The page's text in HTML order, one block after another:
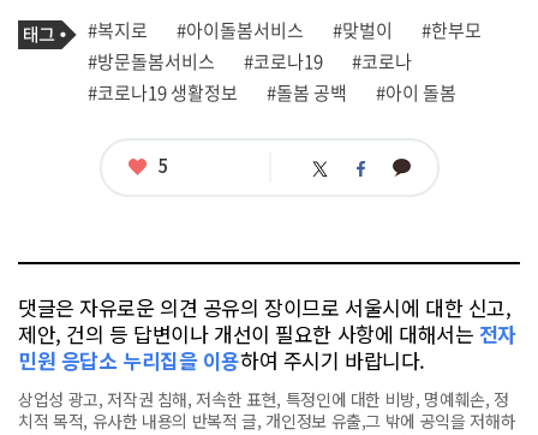
기
사
관
련
태
태
그
#복지로 #아이돌봄서비스 #맞벌이
#한부모
#방문돌봄서비스
#코로나19
#코로나
#코로나19 생활정보
#돌봄 공백 #아이 돌봄
좋
5 트 페 카
댓글은 자유로운 의견 공유의 장이므로 서울시에 대한 신고,
제안, 건의 등 답변이나 개선이 필요한 사항에 대해서는 전자
민원 응답소 누리집을 이용하여 주시기 바랍니다.
상업성 광고, 저작권 침해, 저속한 표현, 특정인에 대한 비방, 명예훼손, 정
치적 목적, 유사한 내용의 반복적 글, 개인정보 유출,그 밖에 공익을 저해하